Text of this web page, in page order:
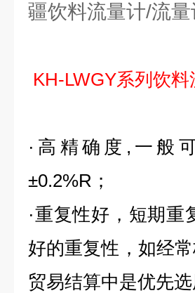
疆饮料流量计/流
KH-LWGY系列 饮料
·高精确度,一般
±0.2%R；
·重复性好，短期重
好的重复性，如经
贸易结算中是优先选